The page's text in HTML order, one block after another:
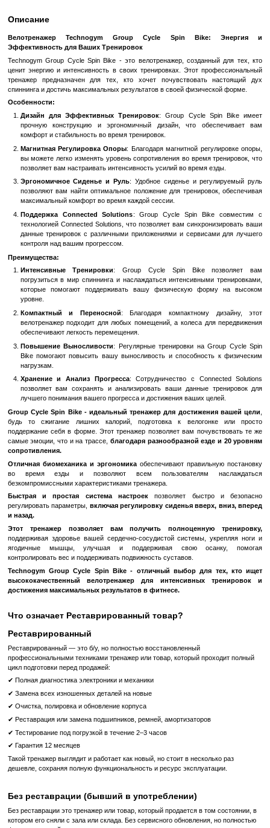
Быстрый заказ
% Войтидля отображения накопительной скидки
В избранное К
Описание
Велотренажер Technogym Group Cycle Spin
Эффективность для Ваших Тренировок
Technogym Group Cycle Spin Bike - это велотренажер,
ценит энергию и интенсивность в своих тренировках. Этот
тренажер предназначен для тех, кто хочет почувствовать
спиннинга и достичь максимальных результатов в своей
Особенности:
Дизайн для Эффективных Тренировок: Group Cycle
прочную конструкцию и эргономичный дизайн, что
комфорт и стабильность во время тренировок.
Магнитная Регулировка Опоры: Благодаря магнитной
вы можете легко изменять уровень сопротивления во время
Эргономичное Сиденье и Руль: Удобное сиденье и
позволяют вам найти оптимальное положение для
максимальный комфорт во время каждой сессии.
Поддержка Connected Solutions: Group Cycle Spin
технологией Connected Solutions, что позволяет вам
данные тренировок с различными приложениями и
контроля над вашим прогрессом.
Преимущества:
Интенсивные Тренировки: Group Cycle Spin Bike
погрузиться в мир спиннинга и наслаждаться
которые помогают поддерживать вашу физическую
уровне.
велотренажер подходит для любых помещений, а колеса
обеспечивают легкость перемещения.
Повышение Выносливости
: Регулярные тренировки на
Bike помогают повысить вашу выносливость и
нагрузкам.
позволяет вам сохранять и анализировать ваши данные
лучшего понимания вашего прогресса и достижения ваших
Group Cycle Spin Bike - идеальный тренажер для
будь то сжигание лишних калорий, подготовка к
поддержание себя в форме. Этот тренажер позволяет вам
самые эмоции, что и на трассе,благодаря разнообразной
сопротивления.
Отличная биомеханика и эргономика
во время езды и позволяют всем пользователям
безкомпромиссными характеристиками тренажера.
Быстрая и простая система настроек
регулировать параметры,включая регулировку сиденья
Этот тренажер позволяет вам получить полноценную
поддерживая здоровье вашей сердечно-сосудистой системы,
ягодичные мышцы, улучшая и поддерживая свою